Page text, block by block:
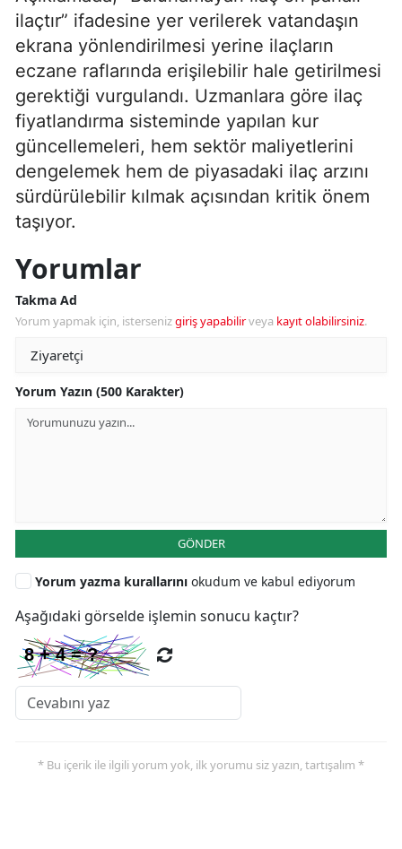
ilaçtır” ifadesine yer verilerek vatandaşın
ekrana yönlendirilmesi yerine ilaçların
eczane raflarında erişilebilir hale getirilmesi
gerektiği vurgulandı. Uzmanlara göre ilaç
fiyatlandırma sisteminde yapılan kur
güncellemeleri, hem sektör maliyetlerini
dengelemek hem de piyasadaki ilaç arzını
sürdürülebilir kılmak açısından kritik önem
taşıyor.
Yorumlar
Takma Ad
Yorum yapmak için, istersenizgiriş yapabilirveya kayıt olabilirsiniz.
Yorum Yazın (500 Karakter)
GÖNDER
Yorum yazma kurallarını okudum ve kabul ediyorum
Aşağıdaki görselde işlemin sonucu kaçtır?
* Bu içerik ile ilgili yorum yok, ilk yorumu siz yazın, tartışalım *